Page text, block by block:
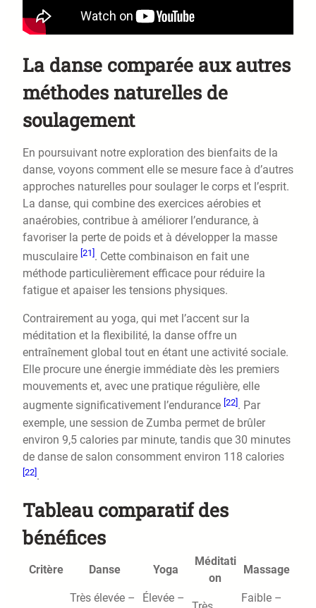
La danse comparée aux autres
méthodes naturelles de
soulagement
En poursuivant notre exploration des bienfaits de la
danse, voyons comment elle se mesure face à d’autres
approches naturelles pour soulager le corps et l’esprit.
La danse, qui combine des exercices aérobies et
anaérobies, contribue à améliorer l’endurance, à
favoriser la perte de poids et à développer la masse
musculaire [21] . Cette combinaison en fait une
méthode particulièrement efficace pour réduire la
fatigue et apaiser les tensions physiques.
Contrairement au yoga, qui met l’accent sur la
méditation et la flexibilité, la danse offre un
entraînement global tout en étant une activité sociale.
Elle procure une énergie immédiate dès les premiers
mouvements et, avec une pratique régulière, elle
augmente significativement l’endurance [22]. Par
exemple, une session de Zumba permet de brûler
environ 9,5 calories par minute, tandis que 30 minutes
de danse de salon consomment environ 118 calories
[22].
Tableau comparatif des
bénéfices
Critère Danse Yoga
Méditati
on
Massage
Très élevée – Élevée – Faible –